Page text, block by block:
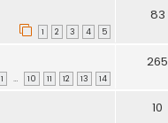
1 2 3 4 5
83
1 … 10 11 12 13 14
265
10